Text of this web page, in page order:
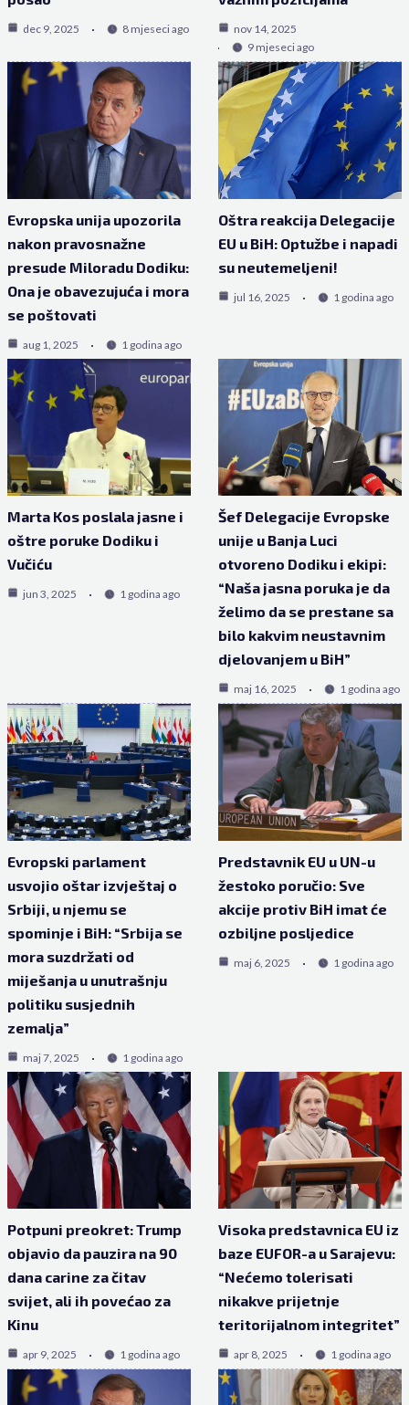
dec 9, 2025 8 mjeseci ago
nov 14, 2025
9 mjeseci ago
Evropska unija upozorila
nakon pravosnažne
presude Miloradu Dodiku:
Ona je obavezujuća i mora
se poštovati
aug 1, 2025 1 godina ago
Oštra reakcija Delegacije
EU u BiH: Optužbe i napadi
su neutemeljeni!
jul 16, 2025 1 godina ago
Marta Kos poslala jasne i
oštre poruke Dodiku i
Vučiću
jun 3, 2025 1 godina ago
Šef Delegacije Evropske
unije u Banja Luci
otvoreno Dodiku i ekipi:
“Naša jasna poruka je da
želimo da se prestane sa
bilo kakvim neustavnim
djelovanjem u BiH”
maj 16, 2025 1 godina ago
Evropski parlament
usvojio oštar izvještaj o
Srbiji, u njemu se
spominje i BiH: “Srbija se
mora suzdržati od
miješanja u unutrašnju
politiku susjednih
zemalja”
maj 7, 2025 1 godina ago
Predstavnik EU u UN-u
žestoko poručio: Sve
akcije protiv BiH imat će
ozbiljne posljedice
maj 6, 2025 1 godina ago
Potpuni preokret: Trump
objavio da pauzira na 90
dana carine za čitav
svijet, ali ih povećao za
Kinu
apr 9, 2025 1 godina ago
Visoka predstavnica EU iz
baze EUFOR-a u Sarajevu:
“Nećemo tolerisati
nikakve prijetnje
teritorijalnom integritet”
apr 8, 2025 1 godina ago